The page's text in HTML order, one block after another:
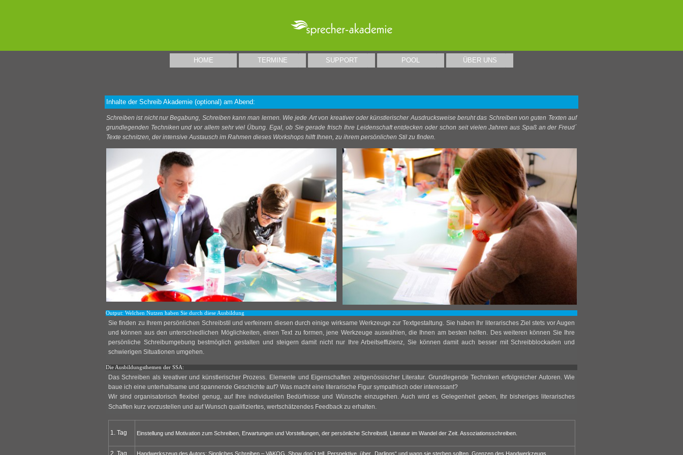
Menü überspringen
HOME ▼
TERMINE ▼
SUPPORT ▼
POOL ÜBER UNS
Inhalte der Schreib Akademie (optional) am Abend:
Schreiben ist nicht nur Begabung, Schreiben kann man lernen. Wie jede Art von kreativer oder künstlerischer Ausdrucksweise beruht das Schreiben von guten Texten auf
grundlegenden Techniken und vor allem sehr viel Übung. Egal, ob Sie gerade frisch Ihre Leidenschaft entdecken oder schon seit vielen Jahren aus Spaß an der Freud´
Texte schnitzen, der intensive Austausch im Rahmen dieses Workshops hilft Ihnen, zu ihrem persönlichen Stil zu finden.
Output: Welchen Nutzen haben Sie durch diese Ausbildung
Sie finden zu Ihrem persönlichen Schreibstil und verfeinern diesen durch einige wirksame Werkzeuge zur Textgestaltung. Sie haben Ihr literarisches Ziel stets vor Augen
und können aus den unterschiedlichen Möglichkeiten, einen Text zu formen, jene Werkzeuge auswählen, die Ihnen am besten helfen. Des weiteren können Sie Ihre
persönliche Schreibumgebung bestmöglich gestalten und steigern damit nicht nur Ihre Arbeitseffizienz, Sie können damit auch besser mit Schreibblockaden und
schwierigen Situationen umgehen.
Die Ausbildungsthemen der SSA:
Das Schreiben als kreativer und künstlerischer Prozess. Elemente und Eigenschaften zeitgenössischer Literatur. Grundlegende Techniken erfolgreicher Autoren. Wie
baue ich eine unterhaltsame und spannende Geschichte auf? Was macht eine literarische Figur sympathisch oder interessant?
Wir sind organisatorisch flexibel genug, auf Ihre individuellen Bedürfnisse und Wünsche einzugehen. Auch wird es Gelegenheit geben, Ihr bisheriges literarisches
Schaffen kurz vorzustellen und auf Wunsch qualifiziertes, wertschätzendes Feedback zu erhalten.
1. Tag Einstellung und Motivation zum Schreiben, Erwartungen und Vorstellungen, der persönliche Schreibstil, Literatur im Wandel der Zeit. Assoziationsschreiben.
2. Tag Handwerkszeug des Autors: Sinnliches Schreiben – VAKOG, Show don´t tell, Perspektive, über „Darlings“ und wann sie sterben sollten. Grenzen des Handwerkzeugs.